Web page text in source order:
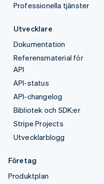
Professionella tjänster
Utvecklare
Dokumentation
Referensmaterial för
API
API-status
API-changelog
Bibliotek och SDK:er
Stripe Projects
Utvecklarblogg
Företag
Produktplan